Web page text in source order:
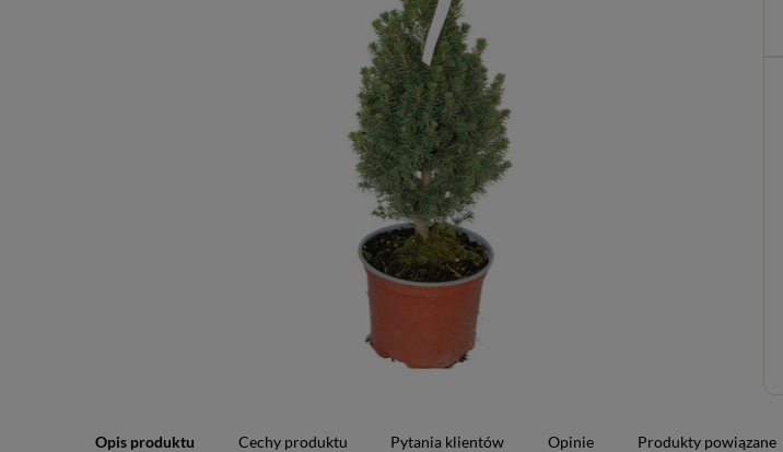
Opis produktu Cechy produktu Pytania klientów Opinie Produkty powiązane